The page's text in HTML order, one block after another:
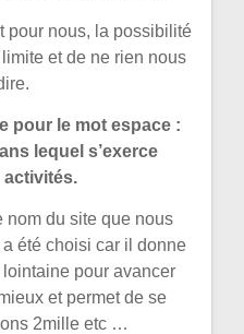
pour nous, la possibilité
et de ne rien nous
pour le mot espace :
lequel s’exerce
nom du site que nous
été choisi car il donne
pour avancer
et permet de se
2mille etc …